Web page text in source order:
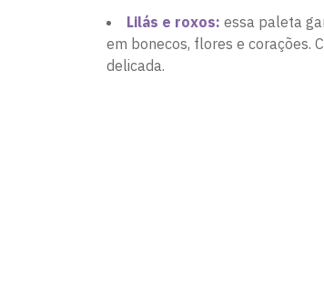
Lilás e roxos: essa paleta
em bonecos, flores e corações.
delicada.